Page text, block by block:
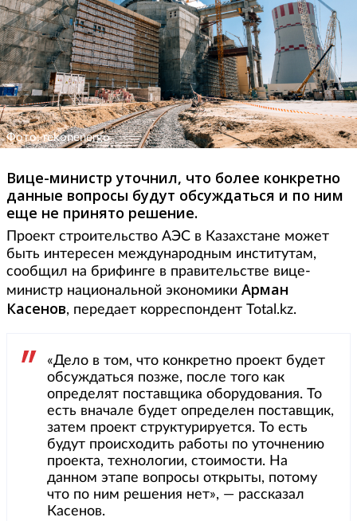
Фото: rekonenergo
Вице-министр уточнил, что более конкретно
данные вопросы будут обсуждаться и по ним
еще не принято решение.
Проект строительство АЭС в Казахстане может
быть интересен международным институтам,
сообщил на брифинге в правительстве вице-
министр национальной экономики Арман
Касенов, передает корреспондент Total.kz.
«Дело в том, что конкретно проект будет
обсуждаться позже, после того как
определят поставщика оборудования. То
есть вначале будет определен поставщик,
затем проект структурируется. То есть
будут происходить работы по уточнению
проекта, технологии, стоимости. На
данном этапе вопросы открыты, потому
что по ним решения нет», — рассказал
Касенов.